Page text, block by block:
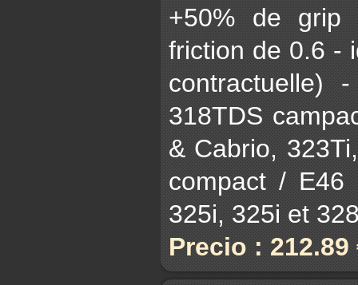
+50% de grip
friction de 0.6 -
contractuelle)
318TDS
& Cabrio,
compact / E46
325i, 325i et
Precio : 212.89